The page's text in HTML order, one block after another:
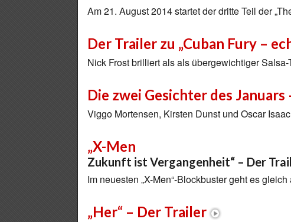
Am 21. August 2014 startet der dritte Teil der
Der Trailer zu „Cuban Fury –
Nick Frost brilliert als als übergewichtiger
Die zwei Gesichter des
Viggo Mortensen, Kirsten Dunst und Oscar
„X-Men
Zukunft ist Vergangenheit“ – Der
Im neuesten „X-Men“-Blockbuster geht es
„Her“ – Der Trailer